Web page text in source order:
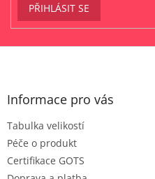
PŘIHLÁSIT SE
Z
Informace pro vás
Tabulka velikostí
Péče o produkt
Certifikace GOTS